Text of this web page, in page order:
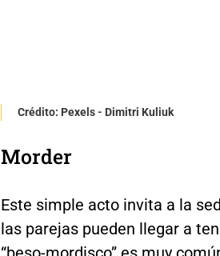
Crédito: Pexels - Dimitri Kuliuk
Morder
Este simple acto invita a la
las parejas pueden llegar a